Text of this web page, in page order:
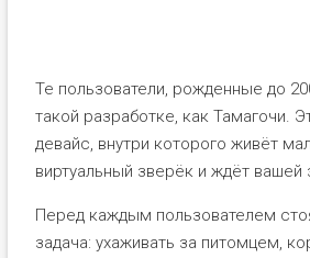
Те пользователи, рожденные до
такой разработке, как Тамагочи.
девайс, внутри которого живёт
виртуальный зверёк и ждёт вашей
Перед каждым пользователем
задача: ухаживать за питомцем,